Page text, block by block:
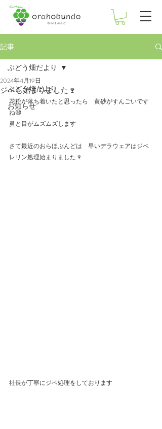
記事
ぶどう畑だより
お知らせ
ぶどう畑だより
ジベも始まりました🍷
2024年4月19日
花粉が落ち着いたと思ったら　黄砂がすんごいです
ね😅
鼻と目がムズムズします
さて最近のおらほぶんどは　早いデラウェアはジベ
レリン処理始まりました🍷
社長が丁寧にジベ処理をしております